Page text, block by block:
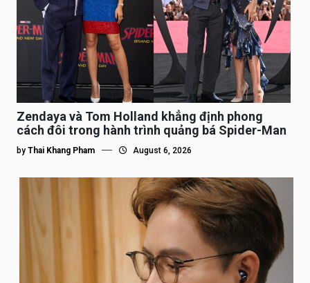
Zendaya và Tom Holland khẳng định phong
cách đôi trong hành trình quảng bá Spider-Man
by Thai Khang Pham August 6, 2026